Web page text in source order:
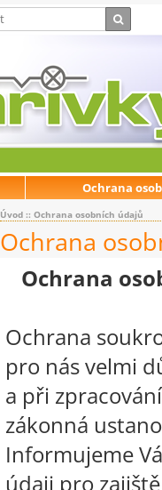
Ochrana
Úvod :: Ochrana osobních údajů
Ochrana
Ochrana
Ochrana
pro nás velmi
a při
zákonná
Informujeme
údaji pro